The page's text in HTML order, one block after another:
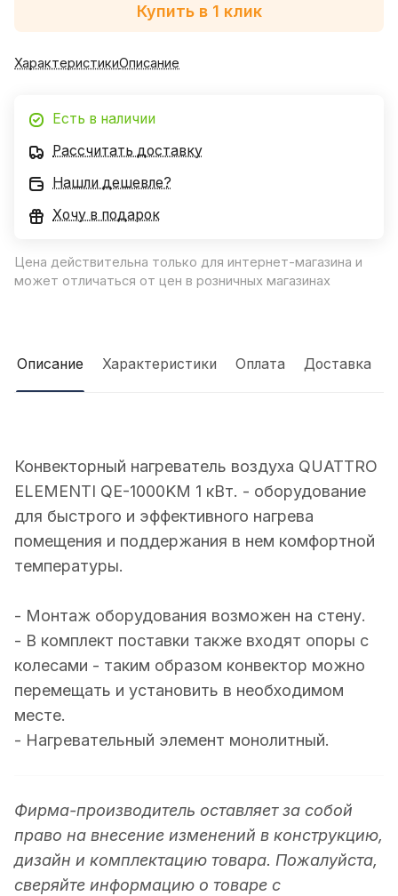
Купить в 1 клик
ХарактеристикиОписание
Есть в наличии
Рассчитать доставку
Нашли дешевле?
Хочу в подарок
Цена действительна только для интернет-магазина и
может отличаться от цен в розничных магазинах
Описание Характеристики Оплата Доставка
Конвекторный нагреватель воздуха QUATTRO
ELEMENTI QE-1000KM 1 кВт. - оборудование
для быстрого и эффективного нагрева
помещения и поддержания в нем комфортной
температуры.
- Монтаж оборудования возможен на стену.
- В комплект поставки также входят опоры с
колесами - таким образом конвектор можно
перемещать и установить в необходимом
месте.
- Нагревательный элемент монолитный.
Фирма-производитель оставляет за собой
право на внесение изменений в конструкцию,
дизайн и комплектацию товара. Пожалуйста,
сверяйте информацию о товаре с